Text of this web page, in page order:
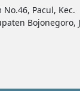
No.46, Pacul, Kec.
Bojonegoro,